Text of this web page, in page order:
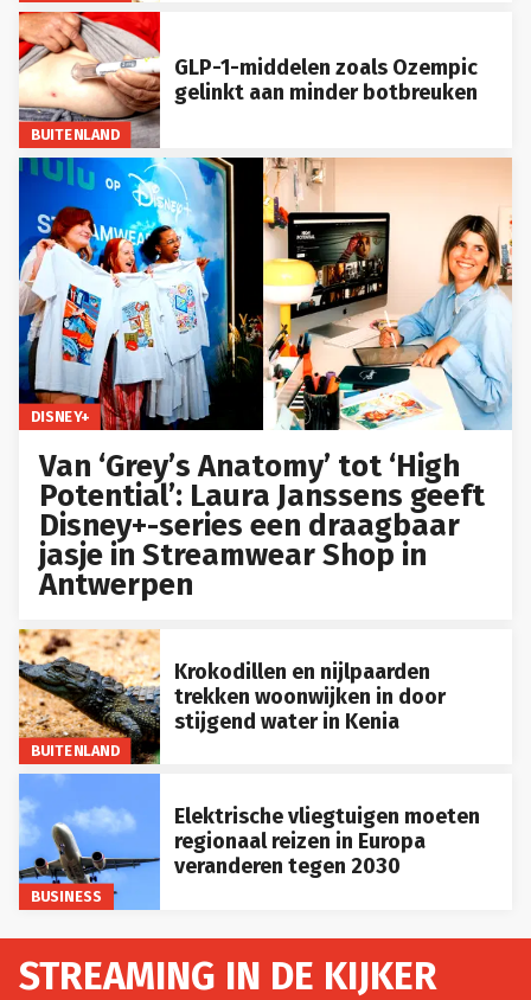
BUITENLAND
GLP-1-middelen zoals Ozempic
gelinkt aan minder botbreuken
DISNEY+
Van ‘Grey’s Anatomy’ tot ‘High
Potential’: Laura Janssens geeft
Disney+-series een draagbaar
jasje in Streamwear Shop in
Antwerpen
BUITENLAND
Krokodillen en nijlpaarden
trekken woonwijken in door
stijgend water in Kenia
BUSINESS
Elektrische vliegtuigen moeten
regionaal reizen in Europa
veranderen tegen 2030
STREAMING IN DE KIJKER